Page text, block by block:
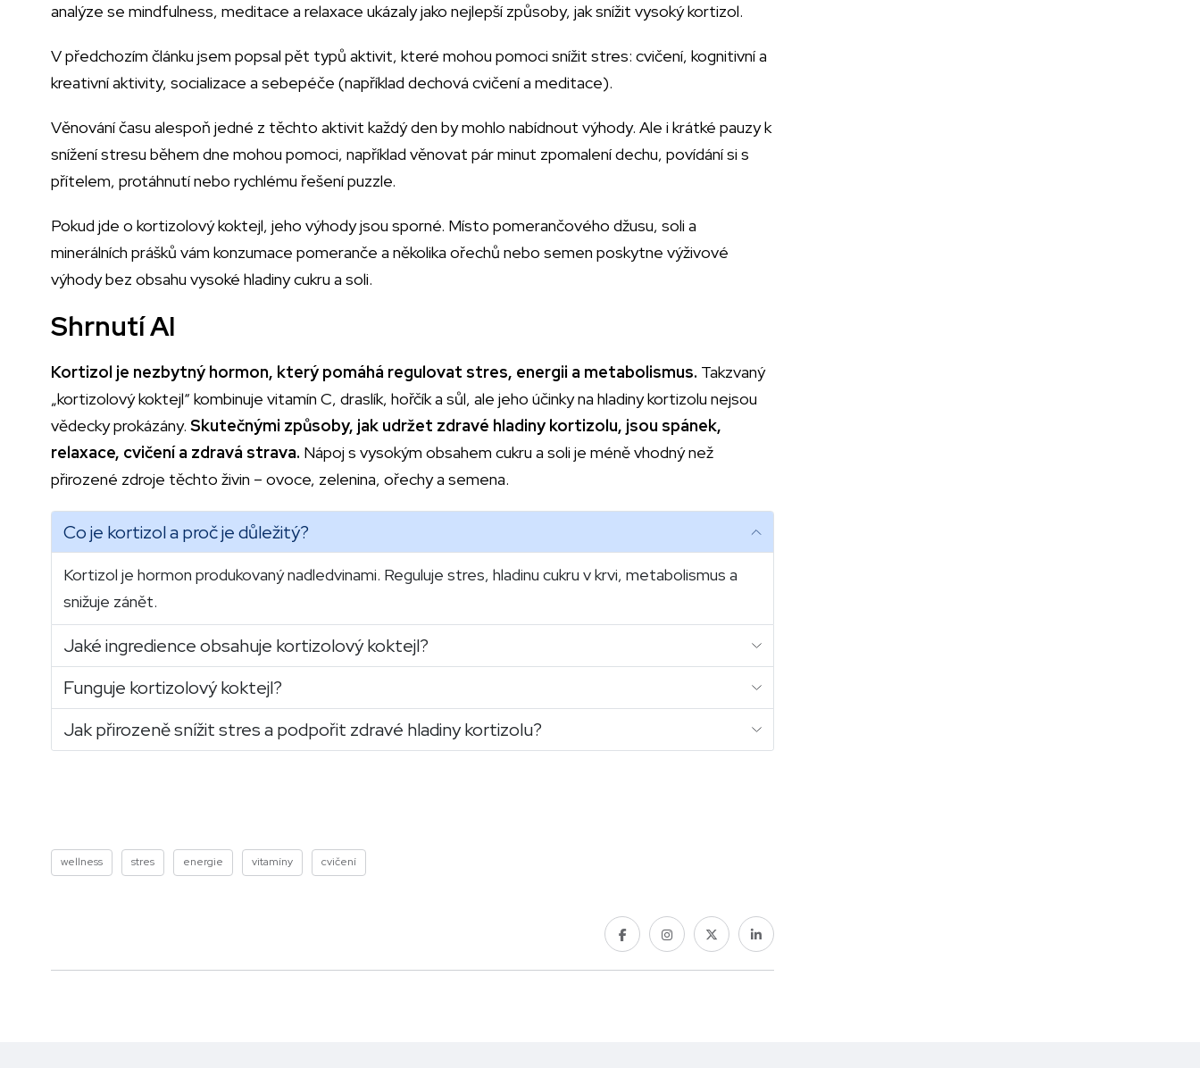
analýze se mindfulness, meditace a relaxace ukázaly jako nejlepší způsoby, jak snížit vysoký kortizol.
V předchozím článku jsem popsal pět typů aktivit, které mohou pomoci snížit stres: cvičení, kognitivní a
kreativní aktivity, socializace a sebepéče (například dechová cvičení a meditace).
Věnování času alespoň jedné z těchto aktivit každý den by mohlo nabídnout výhody. Ale i krátké pauzy k
snížení stresu během dne mohou pomoci, například věnovat pár minut zpomalení dechu, povídání si s
přítelem, protáhnutí nebo rychlému řešení puzzle.
Pokud jde o kortizolový koktejl, jeho výhody jsou sporné. Místo pomerančového džusu, soli a
minerálních prášků vám konzumace pomeranče a několika ořechů nebo semen poskytne výživové
výhody bez obsahu vysoké hladiny cukru a soli.
Shrnutí AI
Kortizol je nezbytný hormon, který pomáhá regulovat stres, energii a metabolismus. Takzvaný
„kortizolový koktejl“ kombinuje vitamín C, draslík, hořčík a sůl, ale jeho účinky na hladiny kortizolu nejsou
vědecky prokázány. Skutečnými způsoby, jak udržet zdravé hladiny kortizolu, jsou spánek,
relaxace, cvičení a zdravá strava. Nápoj s vysokým obsahem cukru a soli je méně vhodný než
přirozené zdroje těchto živin – ovoce, zelenina, ořechy a semena.
Co je kortizol a proč je důležitý?
Kortizol je hormon produkovaný nadledvinami. Reguluje stres, hladinu cukru v krvi, metabolismus a
snižuje zánět.
Jaké ingredience obsahuje kortizolový koktejl?
Funguje kortizolový koktejl?
Jak přirozeně snížit stres a podpořit zdravé hladiny kortizolu?
wellness stres energie vitamíny cvičení